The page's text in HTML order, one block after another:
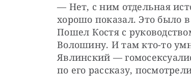
— Нет, с ним отдельная
хорошо показал. Это было
Пошел Костя с
Волошину. И там кто-то
Явлинский —
по его рассказу,